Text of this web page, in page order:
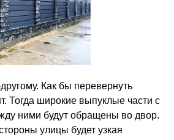
Как бы перевернуть
Тогда широкие выпуклые части с
ними будут обращены во двор.
улицы будет узкая